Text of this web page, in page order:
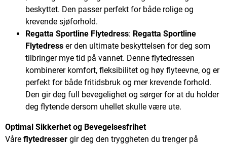
beskyttet. Den passer perfekt for både rolige og
krevende sjøforhold.
Regatta Sportline Flytedress: Regatta Sportline
Flytedress er den ultimate beskyttelsen for deg som
tilbringer mye tid på vannet. Denne flytedressen
kombinerer komfort, fleksibilitet og høy flyteevne, og er
perfekt for både fritidsbruk og mer krevende forhold.
Den gir deg full bevegelighet og sørger for at du holder
deg flytende dersom uhellet skulle være ute.
Optimal Sikkerhet og Bevegelsesfrihet
Våre flytedresser gir deg den tryggheten du trenger på